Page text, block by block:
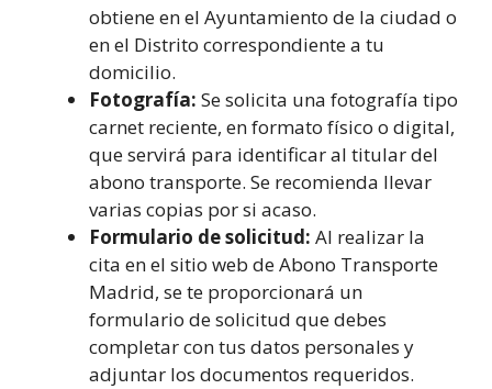
obtiene en el Ayuntamiento de la ciudad o
en el Distrito correspondiente a tu
domicilio.
Fotografía: Se solicita una fotografía tipo
carnet reciente, en formato físico o digital,
que servirá para identificar al titular del
abono transporte. Se recomienda llevar
varias copias por si acaso.
Formulario de solicitud: Al realizar la
cita en el sitio web de Abono Transporte
Madrid, se te proporcionará un
formulario de solicitud que debes
completar con tus datos personales y
adjuntar los documentos requeridos.